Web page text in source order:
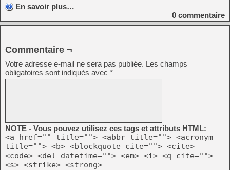
En savoir plus…
0 commentaire
Commentaire ¬
Votre adresse e-mail ne sera pas publiée. Les champs
obligatoires sont indiqués avec *
NOTE - Vous pouvez utilisez ces tags et attributs HTML:
<a href="" title=""> <abbr title=""> <acronym
title=""> <b> <blockquote cite=""> <cite>
<code> <del datetime=""> <em> <i> <q cite="">
<s> <strike> <strong>